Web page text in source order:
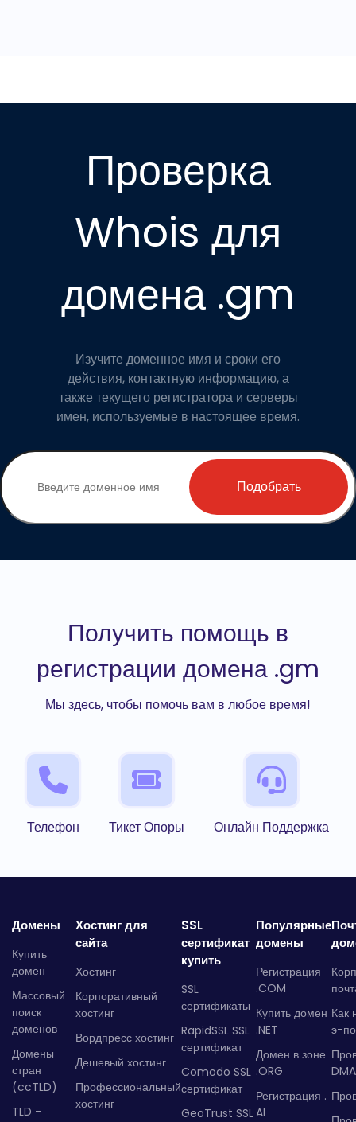
Проверка
Whois для
домена .gm
Изучите доменное имя и сроки его
действия, контактную информацию, а
также текущего регистратора и серверы
имен, используемые в настоящее время.
Подобрать
Получить помощь в
регистрации домена .gm
Мы здесь, чтобы помочь вам в любое время!
Телефон Тикет Опоры Онлайн Поддержка
Домены
Купить
домен
Массовый
поиск
доменов
Домены
стран
(ccTLD)
TLD -
Хостинг для
сайта
Хостинг
Корпоративный
хостинг
Вордпресс хостинг
Дешевый хостинг
Профессиональный
хостинг
SSL
сертификат
купить
SSL
сертификаты
RapidSSL SSL
сертификат
Comodo SSL
сертификат
GeoTrust SSL
Популярные
домены
Регистрация
.COM
Купить домен
.NET
Домен в зоне
.ORG
Регистрация .
AI
Как
э-